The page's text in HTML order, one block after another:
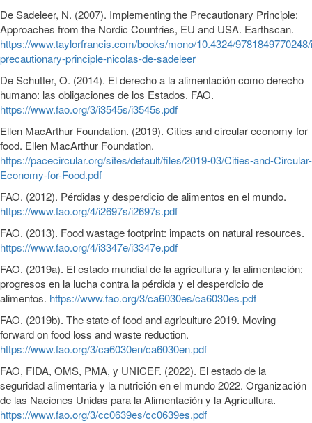
De Sadeleer, N. (2007). Implementing the Precautionary Principle:
Approaches from the Nordic Countries, EU and USA. Earthscan.
https://www.taylorfrancis.com/books/mono/10.4324/
precautionary-principle-nicolas-de-sadeleer
De Schutter, O. (2014). El derecho a la alimentación como derecho
humano: las obligaciones de los Estados. FAO.
https://www.fao.org/3/i3545s/i3545s.pdf
Ellen MacArthur Foundation. (2019). Cities and circular economy for
food. Ellen MacArthur Foundation.
https://pacecircular.org/sites/default/files/2019-03/Cities-and-Circular-
Economy-for-Food.pdf
FAO. (2012). Pérdidas y desperdicio de alimentos en el mundo.
https://www.fao.org/4/i2697s/i2697s.pdf
FAO. (2013). Food wastage footprint: impacts on natural resources.
https://www.fao.org/4/i3347e/i3347e.pdf
FAO. (2019a). El estado mundial de la agricultura y la alimentación:
progresos en la lucha contra la pérdida y el desperdicio de
alimentos. https://www.fao.org/3/ca6030es/ca6030es.pdf
FAO. (2019b). The state of food and agriculture 2019. Moving
forward on food loss and waste reduction.
https://www.fao.org/3/ca6030en/ca6030en.pdf
FAO, FIDA, OMS, PMA, y UNICEF. (2022). El estado de la
seguridad alimentaria y la nutrición en el mundo 2022. Organización
de las Naciones Unidas para la Alimentación y la Agricultura.
https://www.fao.org/3/cc0639es/cc0639es.pdf